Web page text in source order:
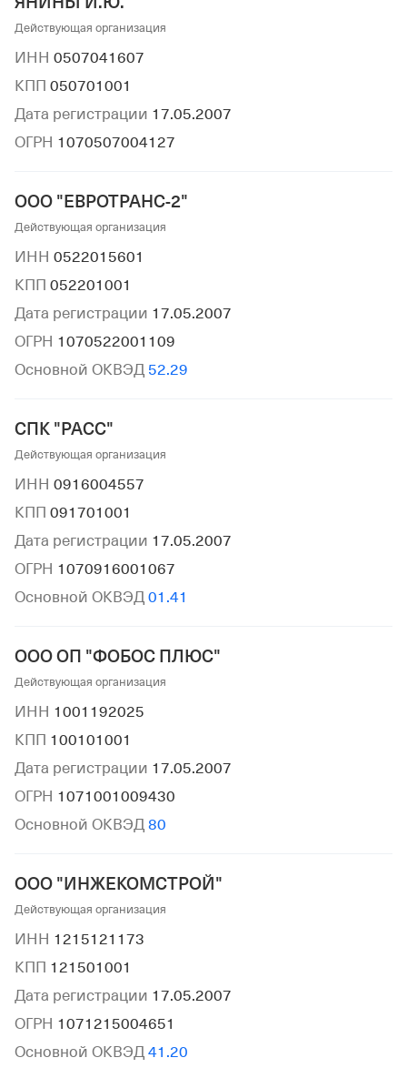
Действующая организация
ИНН 0507041607
КПП 050701001
Дата регистрации 17.05.2007
ОГРН 1070507004127
ООО "ЕВРОТРАНС-2"
Действующая организация
ИНН 0522015601
КПП 052201001
Дата регистрации 17.05.2007
ОГРН 1070522001109
Основной ОКВЭД 52.29
СПК "РАСС"
Действующая организация
ИНН 0916004557
КПП 091701001
Дата регистрации 17.05.2007
ОГРН 1070916001067
Основной ОКВЭД 01.41
ООО ОП "ФОБОС ПЛЮС"
Действующая организация
ИНН 1001192025
КПП 100101001
Дата регистрации 17.05.2007
ОГРН 1071001009430
Основной ОКВЭД 80
ООО "ИНЖЕКОМСТРОЙ"
Действующая организация
ИНН 1215121173
КПП 121501001
Дата регистрации 17.05.2007
ОГРН 1071215004651
Основной ОКВЭД 41.20